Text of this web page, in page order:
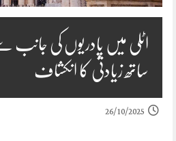
ساتھ زیادتی کا انکشاف
26/10/2025